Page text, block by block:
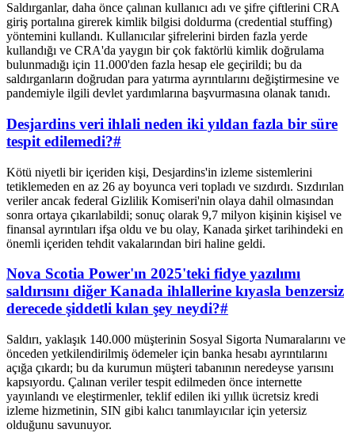
Saldırganlar, daha önce çalınan kullanıcı adı ve şifre çiftlerini CRA
giriş portalına girerek kimlik bilgisi doldurma (credential stuffing)
yöntemini kullandı. Kullanıcılar şifrelerini birden fazla yerde
kullandığı ve CRA'da yaygın bir çok faktörlü kimlik doğrulama
bulunmadığı için 11.000'den fazla hesap ele geçirildi; bu da
saldırganların doğrudan para yatırma ayrıntılarını değiştirmesine ve
pandemiyle ilgili devlet yardımlarına başvurmasına olanak tanıdı.
Desjardins veri ihlali neden iki yıldan fazla bir süre
tespit edilemedi?#
Kötü niyetli bir içeriden kişi, Desjardins'in izleme sistemlerini
tetiklemeden en az 26 ay boyunca veri topladı ve sızdırdı. Sızdırılan
veriler ancak federal Gizlilik Komiseri'nin olaya dahil olmasından
sonra ortaya çıkarılabildi; sonuç olarak 9,7 milyon kişinin kişisel ve
finansal ayrıntıları ifşa oldu ve bu olay, Kanada şirket tarihindeki en
önemli içeriden tehdit vakalarından biri haline geldi.
Nova Scotia Power'ın 2025'teki fidye yazılımı
saldırısını diğer Kanada ihlallerine kıyasla benzersiz
derecede şiddetli kılan şey neydi?#
Saldırı, yaklaşık 140.000 müşterinin Sosyal Sigorta Numaralarını ve
önceden yetkilendirilmiş ödemeler için banka hesabı ayrıntılarını
açığa çıkardı; bu da kurumun müşteri tabanının neredeyse yarısını
kapsıyordu. Çalınan veriler tespit edilmeden önce internette
yayınlandı ve eleştirmenler, teklif edilen iki yıllık ücretsiz kredi
izleme hizmetinin, SIN gibi kalıcı tanımlayıcılar için yetersiz
olduğunu savunuyor.